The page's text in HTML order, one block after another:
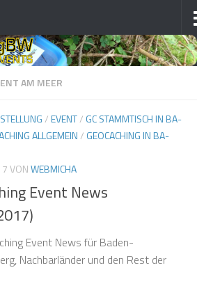
❅
❅
❅
❅
❅
AM MEER
/EVENT/ GC STAMMTISCH IN BA-
ALLGEMEIN/ GEOCACHING IN BA-
VONWEBMICHA
Event News
Event News für Baden-
Nachbarländer und den Rest der